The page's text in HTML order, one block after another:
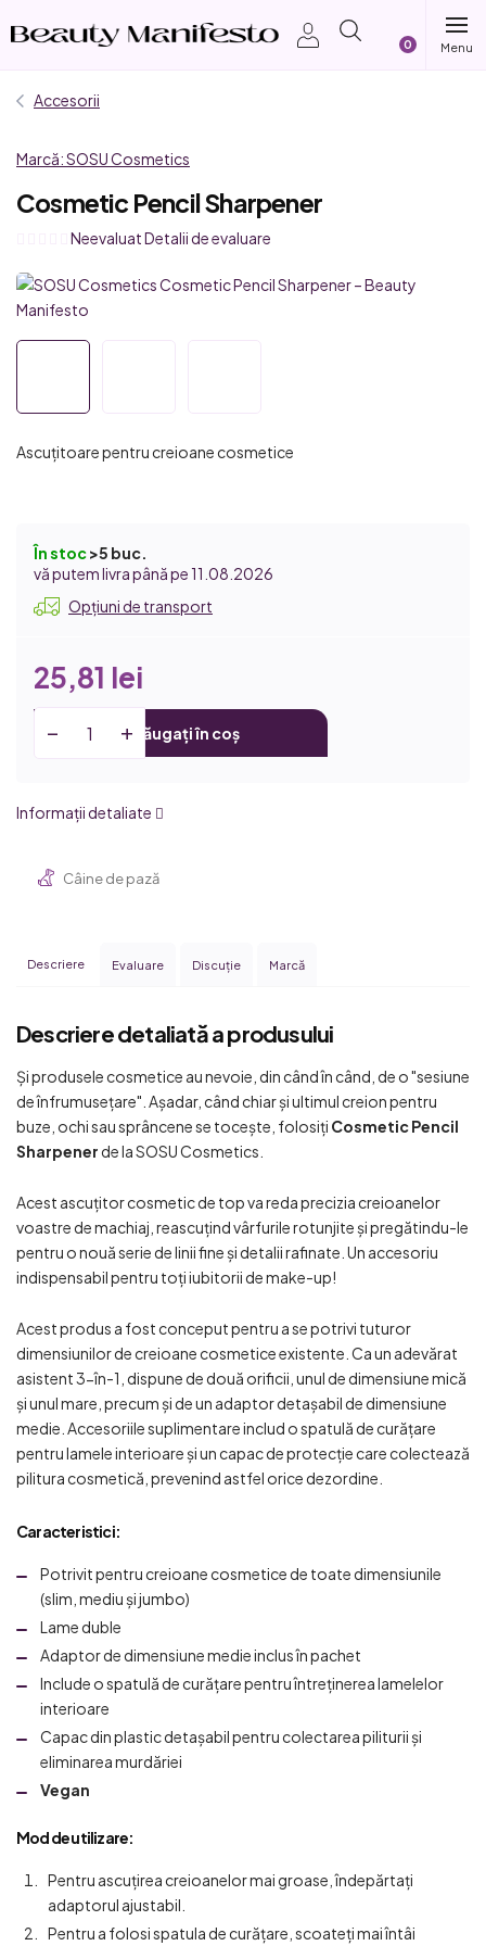
Accesorii
Marcă:SOSU Cosmetics
Cosmetic Pencil Sharpener
Evaluarea
a
produsului
este
5
NeevaluatDetalii de evaluare
Ascuțitoare pentru creioane cosmetice
În stoc>5 buc.
11.08.2026
Opțiuni de transport
25,81 lei
Adăugați în coș
Informaţii detaliate
Câine de pază
Descriere Evaluare Discuţie Marcă
Descriere detaliată a produsului
Și produsele cosmetice au nevoie, din când în când, de o "sesiune
de înfrumusețare". Așadar, când chiar și ultimul creion pentru
buze, ochi sau sprâncene se tocește, folosiți Cosmetic Pencil
Sharpener de la SOSU Cosmetics.
Acest ascuțitor cosmetic de top va reda precizia creioanelor
voastre de machiaj, reascuțind vârfurile rotunjite și pregătindu-le
pentru o nouă serie de linii fine și detalii rafinate. Un accesoriu
indispensabil pentru toți iubitorii de make-up!
Acest produs a fost conceput pentru a se potrivi tuturor
dimensiunilor de creioane cosmetice existente. Ca un adevărat
asistent 3-în-1, dispune de două orificii, unul de dimensiune mică
și unul mare, precum și de un adaptor detașabil de dimensiune
medie. Accesoriile suplimentare includ o spatulă de curățare
pentru lamele interioare și un capac de protecție care colectează
pilitura cosmetică, prevenind astfel orice dezordine.
Caracteristici:
Potrivit pentru creioane cosmetice de toate dimensiunile
(slim, mediu și jumbo)
Lame duble
Adaptor de dimensiune medie inclus în pachet
Include o spatulă de curățare pentru întreținerea lamelelor
interioare
Capac din plastic detașabil pentru colectarea piliturii și
eliminarea murdăriei
Vegan
Mod de utilizare:
Pentru ascuțirea creioanelor mai groase, îndepărtați
adaptorul ajustabil.
Pentru a folosi spatula de curățare, scoateți mai întâi